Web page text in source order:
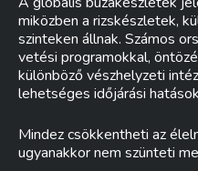
miközben a rizskészletek,
szinteken állnak. Számos
vetési programokkal,
különböző vészhelyzeti
lehetséges időjárási
Mindez csökkentheti az
ugyanakkor nem szünteti